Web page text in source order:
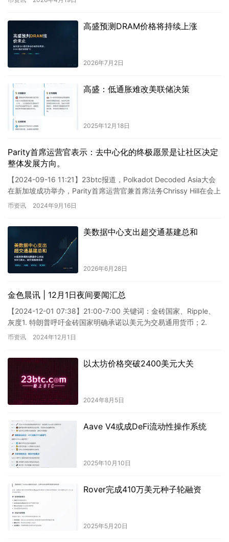
高盛预测DRAM价格将持续上涨
2026年7月2日
高盛：低通胀难改美联储决策
2025年12月18日
Parity首席运营官表示：去中心化的终极愿景是让社区决定
整体发展方向。
【2024-09-16 11:21】23btc报道，Polkadot Decoded Asia大会
在新加坡成功举办，Parity首席运营官兼首席法务Chrissy Hill在会上
发…
币资讯 2024年9月16日
美数据中心支出超交通基建总和
2026年6月28日
金色晨讯 | 12月1日夜间要闻汇总
【2024-12-01 07:38】21:00-7:00 关键词：金砖国家、Ripple、
灰度1. 特朗普呼吁金砖国家明确承诺以美元为交易通用货币；2.
Ripple首席技术官表示…
币资讯 2024年12月1日
以太坊价格突破2400美元大关
2024年8月5日
Aave V4或成DeFi流动性操作系统
2025年10月10日
Rover完成410万美元种子轮融资
2025年5月20日